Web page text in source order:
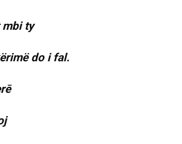
mbi ty
do i fal.